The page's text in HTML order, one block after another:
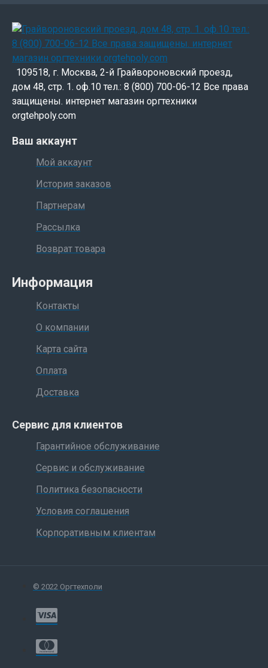
109518, г. Москва, 2-й Грайвороновский проезд,
дом 48, стр. 1. оф.10 тел.: 8 (800) 700-06-12 Все права
защищены. интернет магазин оргтехники
orgtehpoly.com
Ваш аккаунт
Мой аккаунт
История заказов
Партнерам
Рассылка
Возврат товара
Информация
Контакты
О компании
Карта сайта
Оплата
Доставка
Сервис для клиентов
Гарантийное обслуживание
Сервис и обслуживание
Политика безопасности
Условия соглашения
Корпоративным клиентам
© 2022 Оргтехполи